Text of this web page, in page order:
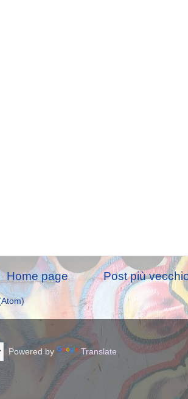
Post più
Home page
Powered by
Translate